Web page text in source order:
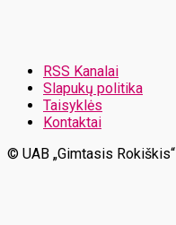
RSS Kanalai
Slapukų politika
Taisyklės
Kontaktai
© UAB „Gimtasis Rokiškis“